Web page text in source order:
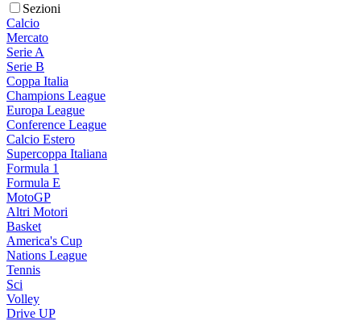
Sezioni
Calcio
Mercato
Serie A
Serie B
Coppa Italia
Champions League
Europa League
Conference League
Calcio Estero
Supercoppa Italiana
Formula 1
Formula E
MotoGP
Altri Motori
Basket
America's Cup
Nations League
Tennis
Sci
Volley
Drive UP